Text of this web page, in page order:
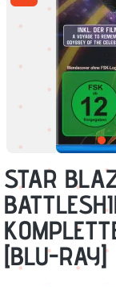
STAR
[BLU-RAY]